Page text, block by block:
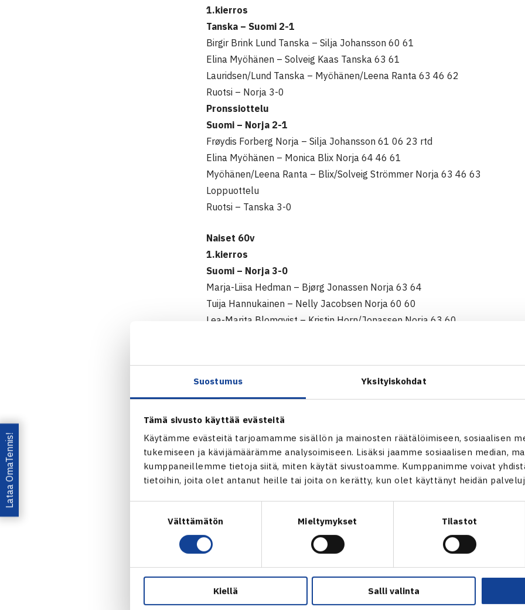
Suostumus Yksityiskohdat
Tämä sivusto käyttää evästeitä
Käytämme evästeitä tarjoamamme sisällön ja mainosten räätälöimiseen, sosiaalisen
tukemiseen ja kävijämäärämme analysoimiseen. Lisäksi jaamme sosiaalisen median,
kumppaneillemme tietoja siitä, miten käytät sivustoamme. Kumppanimme voivat
tietoihin, joita olet antanut heille tai joita on kerätty, kun olet käyttänyt heidän
Välttämätön Mieltymykset Tilastot
Kiellä Salli valinta
1.kierros
Tanska – Suomi 2-1
Birgir Brink Lund Tanska – Silja Johansson 60 61
Elina Myöhänen – Solveig Kaas Tanska 63 61
Lauridsen/Lund Tanska – Myöhänen/Leena Ranta 63 46 62
Ruotsi – Norja 3-0
Pronssiottelu
Suomi – Norja 2-1
Frøydis Forberg Norja – Silja Johansson 61 06 23 rtd
Elina Myöhänen – Monica Blix Norja 64 46 61
Myöhänen/Leena Ranta – Blix/Solveig Strömmer Norja 63 46 63
Loppuottelu
Ruotsi – Tanska 3-0
Naiset 60v
1.kierros
Suomi – Norja 3-0
Marja-Liisa Hedman – Bjørg Jonassen Norja 63 64
Tuija Hannukainen – Nelly Jacobsen Norja 60 60
Lea-Marita Blomqvist – Kristin Horn/Jonassen Norja 63 60
Ruotsi – Norja 2-1
Loppuottelu
Suomi – Tanska 2-1
Malgorzata Nielsen Tanska – Marja-Liisa Hedman 61 75
Tuija Hannukainen – Lisbeth Jensen Tanska 61 64
Lea-Marita Blomqvist/Hannukainen –Birgit Hoffmeyer/Nielsen 60 62
Miehet 45v
1.kierros
Suomi – Norja 3-0
Tapio Rossi – Svein Kommisrud Norja 63 62
Alec Arho – Jan Palm Norja 64 61
Ainola/Arho – Kommisrud/Palm Norja 62 61
Ruotsi – Tanska 3-0
Lataa OmaTennis!